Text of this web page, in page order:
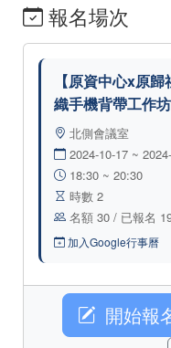
報名場次
【原資中心x原
織手機背帶工作坊
北側會議室
2024-10-17 ~
18:30 ~ 20:30
時數 2
名額 30 / 已報名
加入Google行事曆
開始報